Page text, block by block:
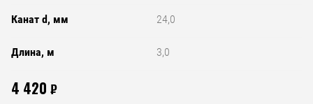
Канат d, мм 24,0
Длина, м 3,0
4 420 ₽